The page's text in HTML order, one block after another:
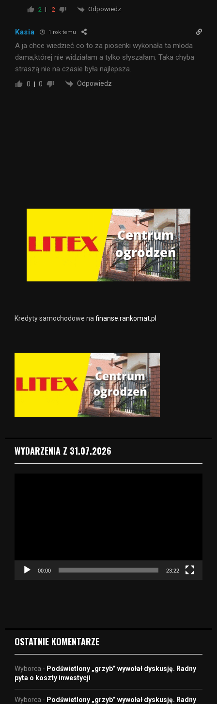
2 -2 Odpowiedz
Kasia 1 rok temu
A ja chce wiedzieć co to za piosenki wykonała ta mloda
dama,której nie widziałam a tylko słyszałam. Taka chyba
straszą nie na czasie była najlepsza.
0 0 Odpowiedz
Kredyty samochodowe na finanse.rankomat.pl
WYDARZENIA Z 31.07.2026
c
00:00 23:22
OSTATNIE KOMENTARZE
Wyborca - Podświetlony „grzyb” wywołał dyskusję. Radny
pyta o koszty inwestycji
Wyborca - Podświetlony „grzyb” wywołał dyskusję. Radny